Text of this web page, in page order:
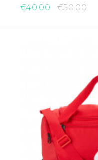
€40.00
€50.00